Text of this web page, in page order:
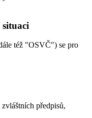
též "OSVČ") se pro
předpisů,